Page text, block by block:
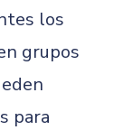
los
grupos
para